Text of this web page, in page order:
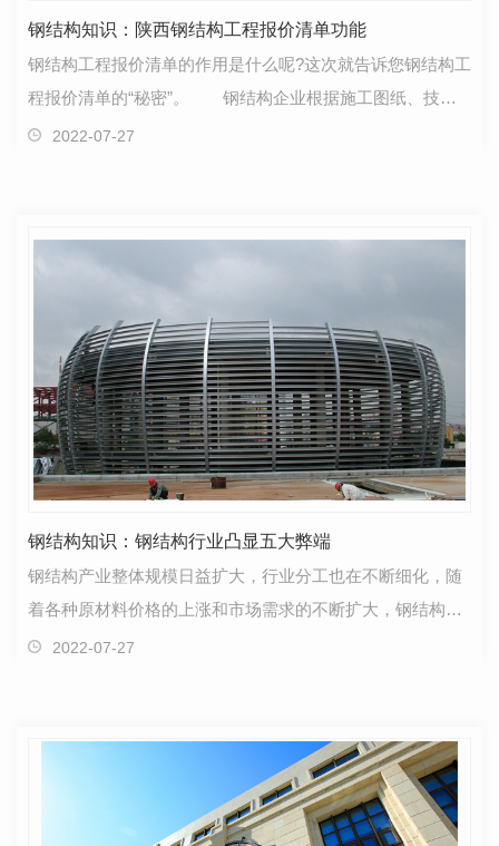
钢结构知识：陕西钢结构工程报价清单功能
钢结构工程报价清单的作用是什么呢?这次就告诉您钢结构工
程报价清单的“秘密”。 钢结构企业根据施工图纸、技术
规范要求、以往的经验以及拟定的施工方法，通过…
2022-07-27
钢结构知识：钢结构行业凸显五大弊端
钢结构产业整体规模日益扩大，行业分工也在不断细化，随
着各种原材料价格的上涨和市场需求的不断扩大，钢结构行
业市场竞争更加激烈，行业凸显五大弊端，不少企业步…
2022-07-27